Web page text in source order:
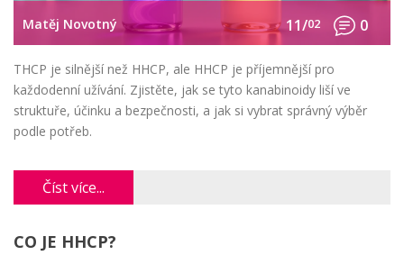
Matěj Novotný 11/02 0
THCP je silnější než HHCP, ale HHCP je příjemnější pro
každodenní užívání. Zjistěte, jak se tyto kanabinoidy liší ve
struktuře, účinku a bezpečnosti, a jak si vybrat správný výběr
podle potřeb.
Číst více...
CO JE HHCP?